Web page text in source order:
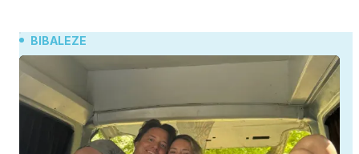
BIBALEZE